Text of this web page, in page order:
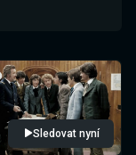
Sledovat nyní